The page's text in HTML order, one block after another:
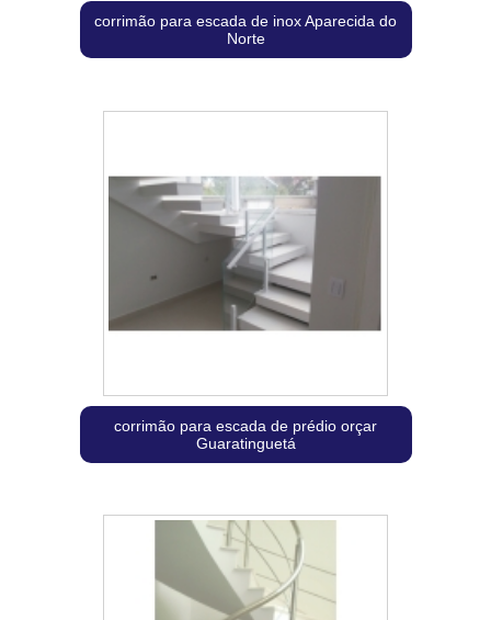
corrimão para escada de inox Aparecida do
Norte
corrimão para escada de prédio orçar
Guaratinguetá